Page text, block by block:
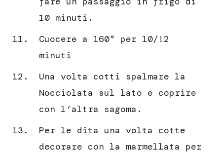
10 minuti.
Cuocere a 160° per 10/!2
minuti
Una volta cotti spalmare la
Nocciolata sul lato e coprire
con l’altra sagoma.
Per le dita una volta cotte
decorare con la marmellata per